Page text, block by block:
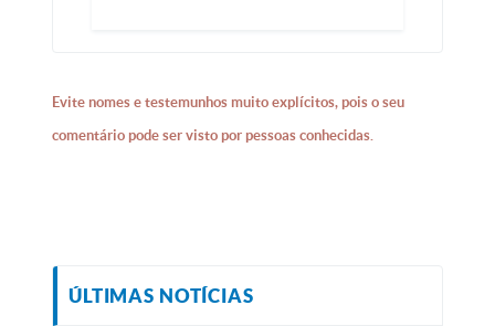
Evite nomes e testemunhos muito explícitos, pois o seu
comentário pode ser visto por pessoas conhecidas.
ÚLTIMAS NOTÍCIAS